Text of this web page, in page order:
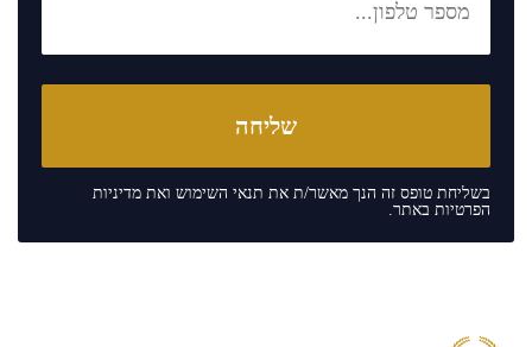
בשליחת טופס זה הנך מאשר/ת את תנאי השימוש ואת מדיניות
הפרטיות באתר.